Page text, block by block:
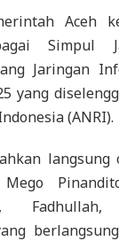
Aceh
Simpul
Jaringan
yang
(ANRI).